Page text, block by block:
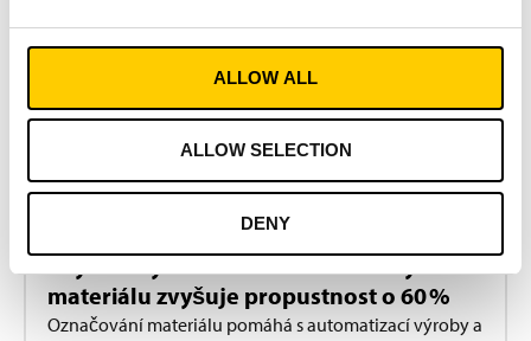
ALLOW ALL
ALLOW SELECTION
DENY
Zvýšení výkonu – Automatizovaný tok
materiálu zvyšuje propustnost o 60 %
Označování materiálu pomáhá s automatizací výroby a